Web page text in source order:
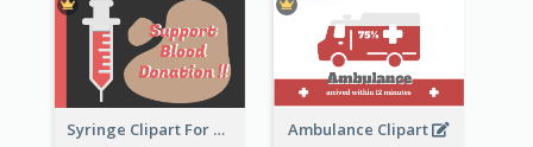
Syringe Clipart For Blood Donation Ambulance Clipart